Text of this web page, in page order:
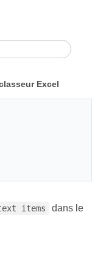
Excel
items
dans le